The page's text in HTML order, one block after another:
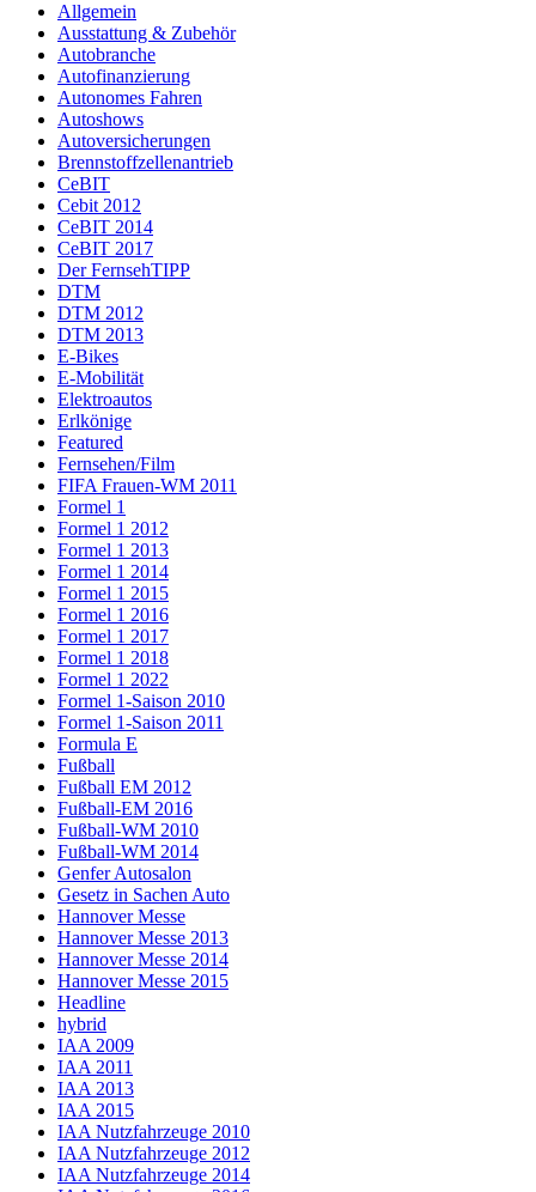
Allgemein
Ausstattung & Zubehör
Autobranche
Autofinanzierung
Autonomes Fahren
Autoshows
Autoversicherungen
Brennstoffzellenantrieb
CeBIT
Cebit 2012
CeBIT 2014
CeBIT 2017
Der FernsehTIPP
DTM
DTM 2012
DTM 2013
E-Bikes
E-Mobilität
Elektroautos
Erlkönige
Featured
Fernsehen/Film
FIFA Frauen-WM 2011
Formel 1
Formel 1 2012
Formel 1 2013
Formel 1 2014
Formel 1 2015
Formel 1 2016
Formel 1 2017
Formel 1 2018
Formel 1 2022
Formel 1-Saison 2010
Formel 1-Saison 2011
Formula E
Fußball
Fußball EM 2012
Fußball-EM 2016
Fußball-WM 2010
Fußball-WM 2014
Genfer Autosalon
Gesetz in Sachen Auto
Hannover Messe
Hannover Messe 2013
Hannover Messe 2014
Hannover Messe 2015
Headline
hybrid
IAA 2009
IAA 2011
IAA 2013
IAA 2015
IAA Nutzfahrzeuge 2010
IAA Nutzfahrzeuge 2012
IAA Nutzfahrzeuge 2014